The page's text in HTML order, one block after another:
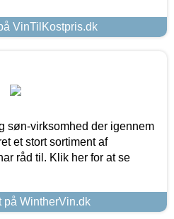
VinTilKostpris.dk
søn-virksomhed der igennem
et stort sortiment af
råd til. Klik her for at se
på WintherVin.dk